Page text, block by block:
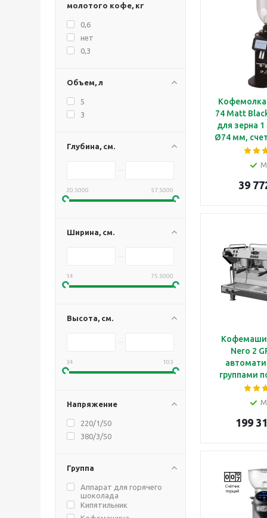
молотого кофе, кг
0,6
нет
0,3
Объем, л
5
3
Глубина, см.
20.5000 57.5000
Ширина, см.
14 75.5000
Высота, см.
34 103
Напряжение
220/1/50
380/3/50
Группа
Аппарат для горячего
шоколада
Кипятильник
Кофемолка
74 Matt
для зерна
Ø74 мм,
с
39
Nero 2
группами
корпус из
199